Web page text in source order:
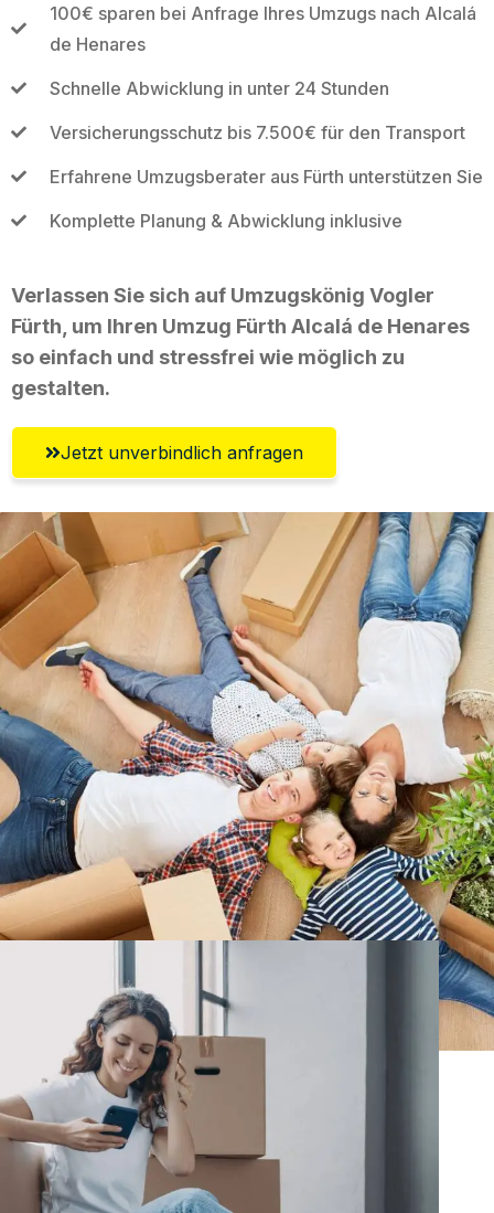
100€ sparen bei Anfrage Ihres Umzugs nach Alcalá
de Henares
Schnelle Abwicklung in unter 24 Stunden
Versicherungsschutz bis 7.500€ für den Transport
Erfahrene Umzugsberater aus Fürth unterstützen Sie
Komplette Planung & Abwicklung inklusive
Verlassen Sie sich auf Umzugskönig Vogler
Fürth, um Ihren Umzug Fürth Alcalá de Henares
so einfach und stressfrei wie möglich zu
gestalten.
Jetzt unverbindlich anfragen